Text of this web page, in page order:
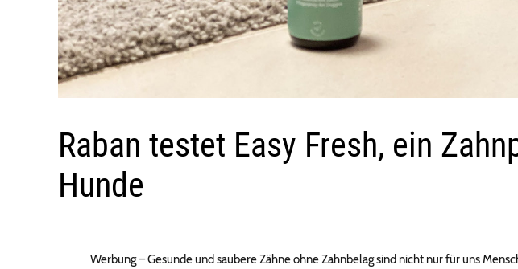
Raban testet Easy Fresh, ein
Hunde
Werbung – Gesunde und saubere Zähne ohne Zahnbelag sind nicht nur für uns